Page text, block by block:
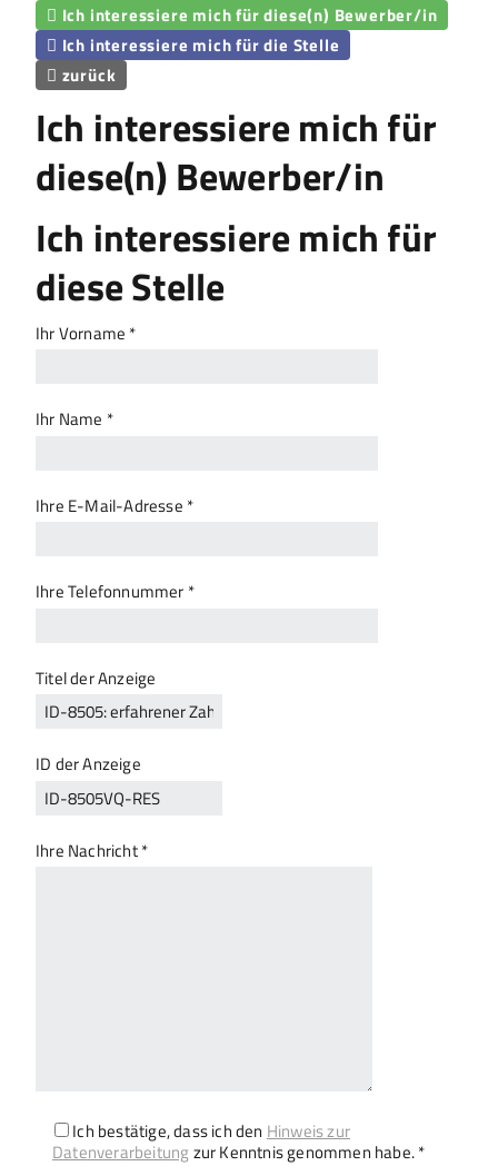
 Ich interessiere mich für diese(n) Bewerber/in
 Ich interessiere mich für die Stelle
 zurück
Ich interessiere mich für
diese(n) Bewerber/in
Ich interessiere mich für
diese Stelle
Ihr Vorname *
Ihr Name *
Ihre E-Mail-Adresse *
Ihre Telefonnummer *
Titel der Anzeige
ID der Anzeige
Ihre Nachricht *
Ich bestätige, dass ich den Hinweis zur
Datenverarbeitung zur Kenntnis genommen habe. *